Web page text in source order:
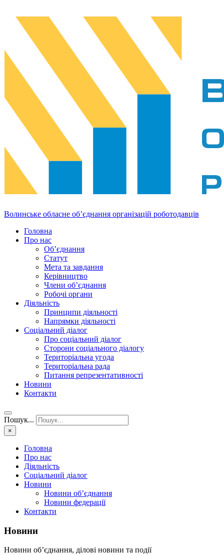
Волинське обласне об’єднання організацій роботодавців
Головна
Про нас
Об’єднання
Статут
Мета та завдання
Керівництво
Члени об’єднання
Робочі органи
Діяльність
Принципи діяльності
Напрямки діяльності
Соціальний діалог
Про соціальний діалог
Сторони соціального діалогу
Територіальна угода
Територіальна рада
Питання репрезентативності
Новини
Контакти
Пошук...
×
Головна
Про нас
Діяльність
Соціальний діалог
Новини
Новини об’єднання
Новини федерації
Контакти
Новини
Новини об’єднання, ділові новини та події